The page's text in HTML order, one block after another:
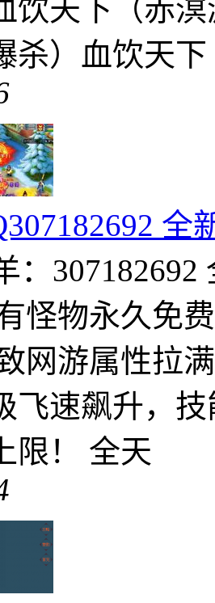
饮天下（赤
杀）血饮天
：
怪物永久免
网游属性拉
飞速飙升，
限！ 全天